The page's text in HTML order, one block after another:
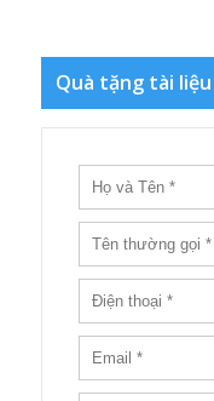
Quà tặng tài liệu